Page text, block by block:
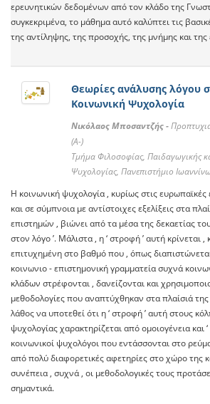
ερευνητικών δεδομένων από τον κλάδο της
συγκεκριμένα, το μάθημα αυτό καλύπτει τις
της αντίληψης, της προσοχής, της μνήμης και
Θεωρίες ανάλυσης λόγου
Κοινωνική Ψυχολογία
Νικόλαος Μποσαντζής -
(A-)
Τμήμα Φιλοσοφίας, Παιδαγωγικής
Ψυχολογίας, Πανεπιστήμιο
Η κοινωνική ψυχολογία , κυρίως στις
και σε σύμπνοια με αντίστοιχες εξελίξεις στα
επιστημών , βιώνει από τα μέσα της δεκαετίας
στον λόγο ’. Μάλιστα , η ‘ στροφή ’ αυτή κρίνεται ,
επιτυχημένη στο βαθμό που , όπως
κοινωνιο - επιστημονική γραμματεία συχνά
κλάδων στρέφονται , δανείζονται και
μεθοδολογίες που αναπτύχθηκαν στα πλαίσιά
λάθος να υποτεθεί ότι η ‘ στροφή ’ αυτή στους
ψυχολογίας χαρακτηρίζεται από ομοιογένεια και
κοινωνικοί ψυχολόγοι που εντάσσονται στο
από πολύ διαφορετικές αφετηρίες στο χώρο της
συνέπεια , συχνά , οι μεθοδολογικές τους
σημαντικά.